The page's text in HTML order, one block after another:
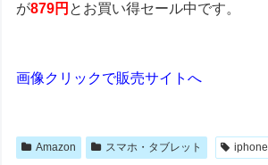
が879円 とお買い得セール中です。
画像クリックで販売サイトへ
Amazon スマホ・タブレット iphone